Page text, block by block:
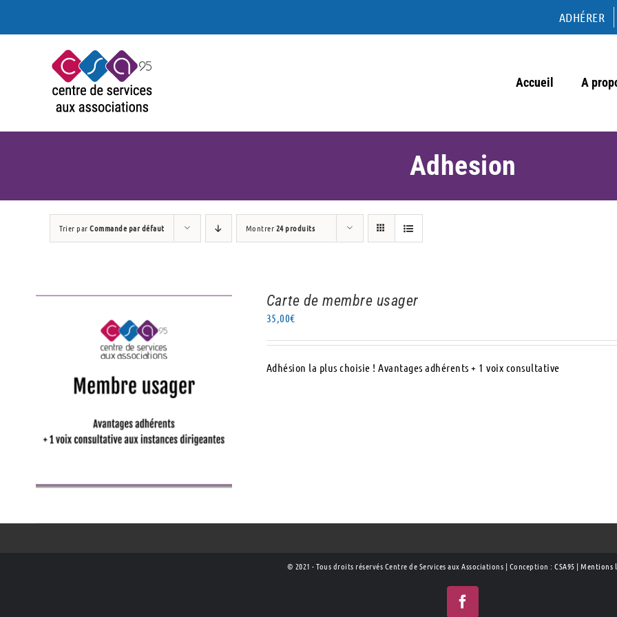
ADHÉRER
Accueil A
Adhesion
Trier parCommande par défaut Montrer24 produits
AJOUTER AU PANIER / DÉTAILS
Carte de membre usager
35,00€
Adhésion la plus choisie ! Avantages adhérents + 1 voix consultative
© 2021 - Tous droits réservés Centre de Services aux Associations | Conception :CSA95 |Mentions
Facebook